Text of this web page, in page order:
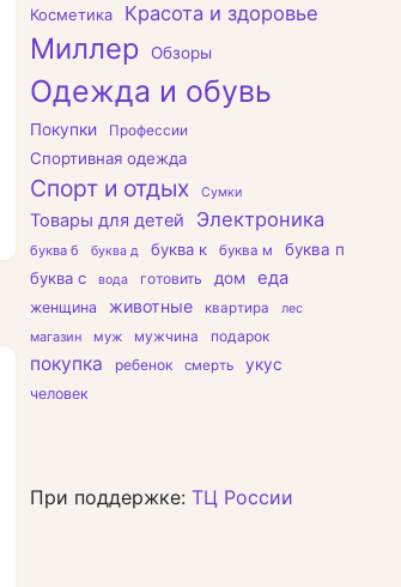
Косметика Красота и здоровье
Миллер Обзоры
Одежда и обувь
Покупки Профессии
Спортивная одежда
Спорт и отдых Сумки
Товары для детей Электроника
буква б буква д буква к буква м
буква п
буква с
вода готовить дом еда
женщина животные квартира лес
магазин муж мужчина подарок
покупка ребенок смерть укус
человек
При поддержке: ТЦ России